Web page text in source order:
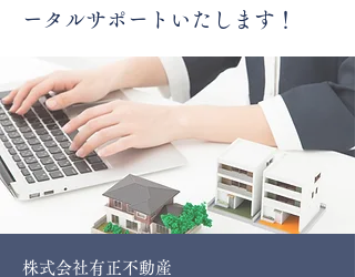
ータルサポートいたします！
株式会社有正不動産